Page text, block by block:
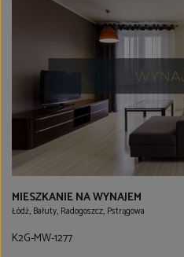
MIESZKANIE NA WYNAJEM
Łódź, Bałuty, Radogoszcz, Pstrągowa
K2G-MW-1277